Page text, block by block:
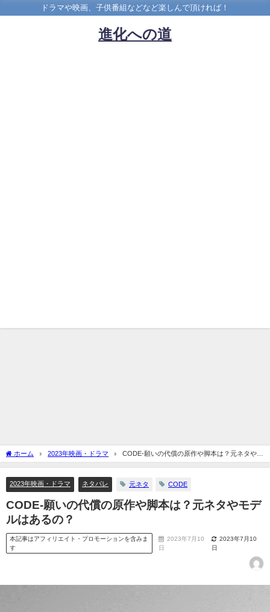
ドラマや映画、子供番組などなど楽しんで頂ければ！
進化への道
ホーム 2023年映画・ドラマ
CODE-願いの代償の原作や脚本は？元ネタやモ
デルはあるの？
2023年映画・ドラマ ネタバレ 元ネタ CODE
CODE-願いの代償の原作や脚本は？元ネタやモデ
ルはあるの？
本記事はアフィリエイト・プロモーションを含みま
す
2023年7月10
日
2023年7月10
日